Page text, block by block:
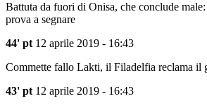
Battuta da fuori di Onisa, che conclude
prova a segnare
44' pt 12 aprile 2019 - 16:43
Commette fallo Lakti, il Filadelfia reclama il
43' pt 12 aprile 2019 - 16:43